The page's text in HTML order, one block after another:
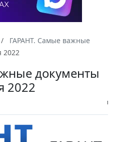
ГАРАНТ. Самые важные
2022
документы
2022